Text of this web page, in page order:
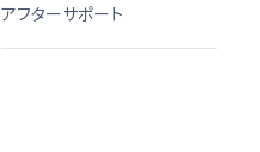
アフターサポート